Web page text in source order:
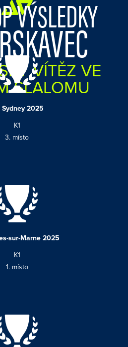
VÍTĚZ VE
SLALOMU
VÝSLEDKY
Sydney 2025
K1
3. místo
sur-Marne 2025
K1
1. místo